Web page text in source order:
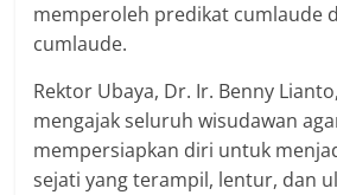
memperoleh predikat cumlaude
cumlaude.
Rektor Ubaya, Dr. Ir. Benny
mengajak seluruh wisudawan
mempersiapkan diri untuk
sejati yang terampil, lentur, dan